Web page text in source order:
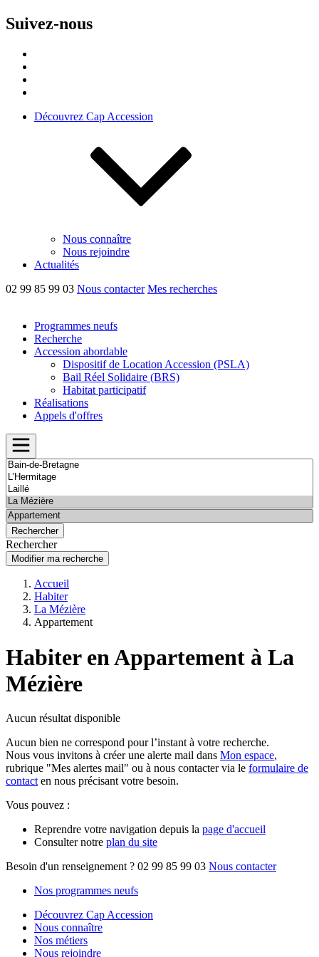
Suivez-nous
Découvrez Cap Accession
Nous connaître
Nous rejoindre
Actualités
02 99 85 99 03 Nous contacter Mes recherches
Programmes neufs
Recherche
Accession abordable
Dispositif de Location Accession (PSLA)
Bail Réel Solidaire (BRS)
Habitat participatif
Réalisations
Appels d'offres
Rechercher
Modifier ma recherche
Accueil
Habiter
La Mézière
Appartement
Habiter en Appartement à La
Mézière
Aucun résultat disponible
Aucun bien ne correspond pour l’instant à votre recherche.
Nous vous invitons à créer une alerte mail dans Mon espace,
rubrique "Mes alertes mail" ou à nous contacter via le formulaire de
contact en nous précisant votre besoin.
Vous pouvez :
Reprendre votre navigation depuis la page d'accueil
Consulter notre plan du site
Besoin d'un renseignement ? 02 99 85 99 03 Nous contacter
Nos programmes neufs
Découvrez Cap Accession
Nous connaître
Nos métiers
Nous rejoindre